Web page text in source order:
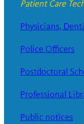
Patient Care
Physicians,
Police Officers
Postdoctoral
Professional
Public notices